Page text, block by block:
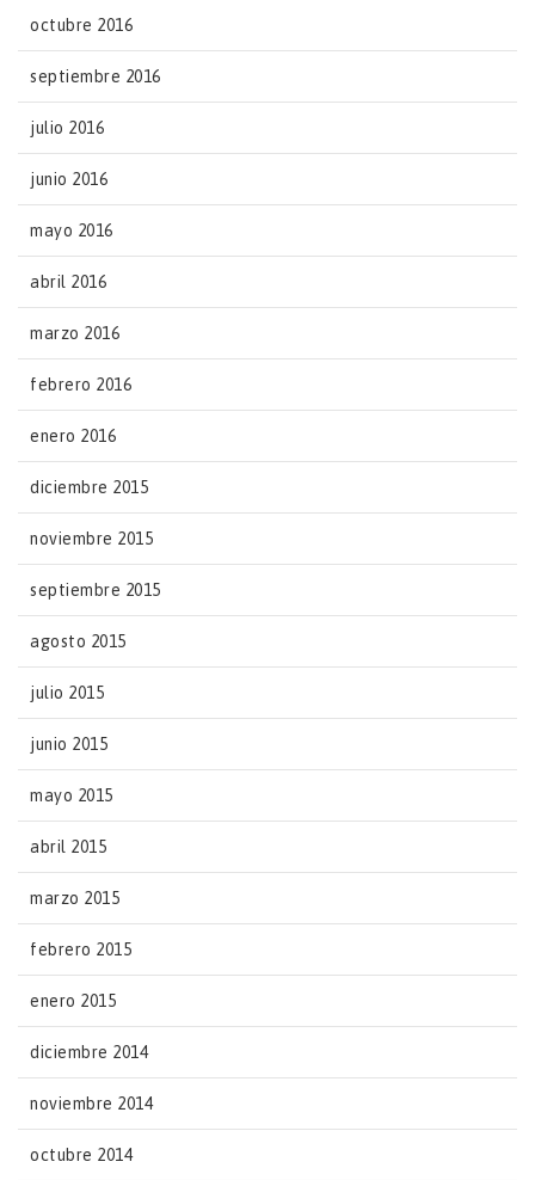
octubre 2016
septiembre 2016
julio 2016
junio 2016
mayo 2016
abril 2016
marzo 2016
febrero 2016
enero 2016
diciembre 2015
noviembre 2015
septiembre 2015
agosto 2015
julio 2015
junio 2015
mayo 2015
abril 2015
marzo 2015
febrero 2015
enero 2015
diciembre 2014
noviembre 2014
octubre 2014